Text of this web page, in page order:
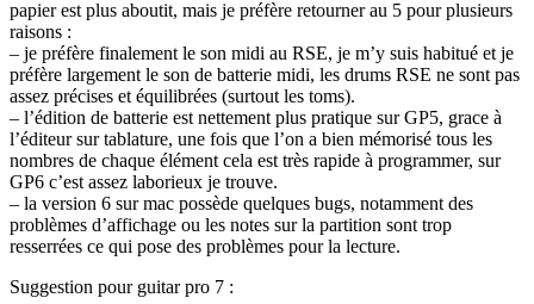
papier est plus aboutit, mais je préfère retourner au 5 pour plusieurs
raisons :
– je préfère finalement le son midi au RSE, je m’y suis habitué et je
préfère largement le son de batterie midi, les drums RSE ne sont pas
assez précises et équilibrées (surtout les toms).
– l’édition de batterie est nettement plus pratique sur GP5, grace à
l’éditeur sur tablature, une fois que l’on a bien mémorisé tous les
nombres de chaque élément cela est très rapide à programmer, sur
GP6 c’est assez laborieux je trouve.
– la version 6 sur mac possède quelques bugs, notamment des
problèmes d’affichage ou les notes sur la partition sont trop
resserrées ce qui pose des problèmes pour la lecture.
Suggestion pour guitar pro 7 :